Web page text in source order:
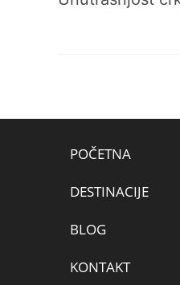
POČETNA
DESTINACIJE
BLOG
KONTAKT